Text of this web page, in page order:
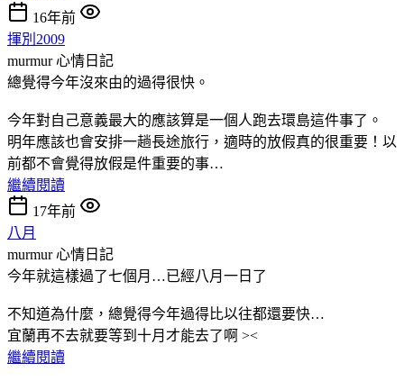
16年前
揮別2009
murmur心情日記
總覺得今年沒來由的過得很快。
今年對自己意義最大的應該算是一個人跑去環島這件事了。
明年應該也會安排一趟長途旅行，適時的放假真的很重要！以
前都不會覺得放假是件重要的事…
繼續閱讀
17年前
八月
murmur心情日記
今年就這樣過了七個月…已經八月一日了
不知道為什麼，總覺得今年過得比以往都還要快…
宜蘭再不去就要等到十月才能去了啊 ><
繼續閱讀